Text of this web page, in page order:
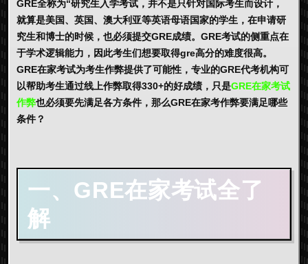
GRE全称为“研究生入学考试，并不是只针对国际考生而设计，
就算是美国、英国、澳大利亚等英语母语国家的学生，在申请研
究生和博士的时候，也必须提交GRE成绩。GRE考试的侧重点在
于学术逻辑能力，因此考生们想要取得gre高分的难度很高。
GRE在家考试为考生作弊提供了可能性，专业的GRE代考机构可
以帮助考生通过线上作弊取得330+的好成绩，只是GRE在家考试
作弊也必须要先满足各方条件，那么GRE在家考作弊要满足哪些
条件？
一、GRE在家考试全了
解